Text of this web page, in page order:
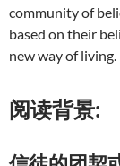
community of
based on their
new way of living.
阅读背景: